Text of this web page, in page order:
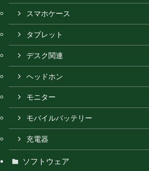
スマホケース
タブレット
デスク関連
ヘッドホン
モニター
モバイルバッテリー
充電器
ソフトウェア